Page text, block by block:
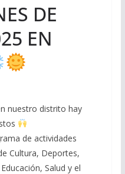
DE
EN
nuestro distrito hay
de actividades
Cultura, Deportes,
Salud y el